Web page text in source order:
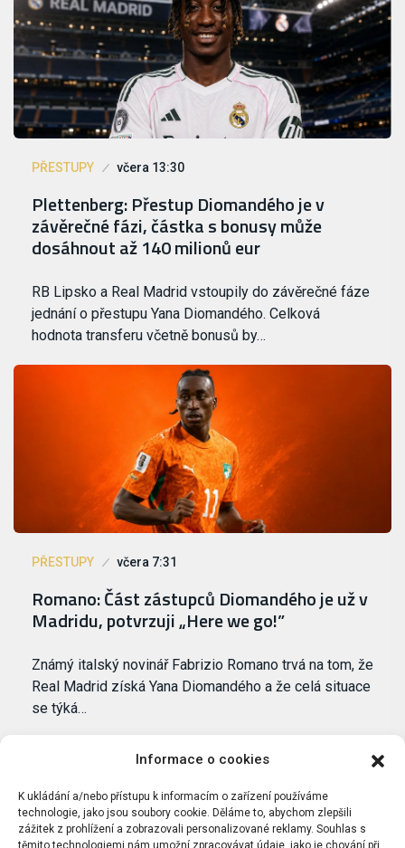
Informace o cookies
K ukládání a/nebo přístupu k informacím o zařízení používáme
technologie, jako jsou soubory cookie. Děláme to, abychom zlepšili
zážitek z prohlížení a zobrazovali personalizované reklamy. Souhlas s
těmito technologiemi nám umožní zpracovávat údaje, jako je chování při
PŘESTUPY včera 13:30
Plettenberg: Přestup Diomandého je v
závěrečné fázi, částka s bonusy může
dosáhnout až 140 milionů eur
RB Lipsko a Real Madrid vstoupily do závěrečné fáze
jednání o přestupu Yana Diomandého. Celková
hodnota transferu včetně bonusů by…
PŘESTUPY včera 7:31
Romano: Část zástupců Diomandého je už v
Madridu, potvrzuji „Here we go!”
Známý italský novinář Fabrizio Romano trvá na tom, že
Real Madrid získá Yana Diomandého a že celá situace
se týká…